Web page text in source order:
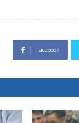
Facebook